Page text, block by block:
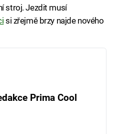
stroj. Jezdit musí
si zřejmě brzy najde nového
Prima Cool